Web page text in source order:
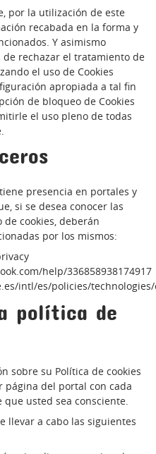
por la utilización de este
recabada en la forma y
Y asimismo
rechazar el tratamiento de
el uso de Cookies
apropiada a tal fin
de bloqueo de Cookies
el uso pleno de todas
presencia en portales y
si se desea conocer las
cookies, deberán
por los mismos:
help/336858938174917
intl/es/policies/
política de
sobre su Política de cookies
del portal con cada
usted sea consciente.
llevar a cabo las siguientes